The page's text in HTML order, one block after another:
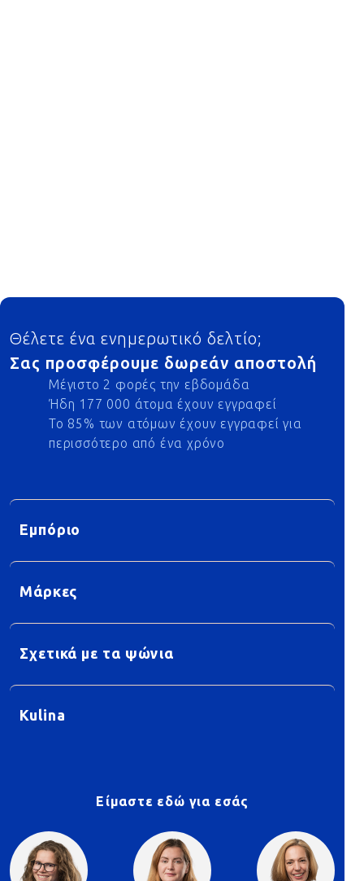
Footer
Θέλετε ένα ενημερωτικό δελτίο;
Σας προσφέρουμε δωρεάν αποστολή
Μέγιστο 2 φορές την εβδομάδα
Ήδη 177 000 άτομα έχουν εγγραφεί
Το 85% των ατόμων έχουν εγγραφεί για
περισσότερο από ένα χρόνο
Εμπόριο
Μάρκες
Σχετικά με τα ψώνια
Kulina
Είμαστε εδώ για εσάς